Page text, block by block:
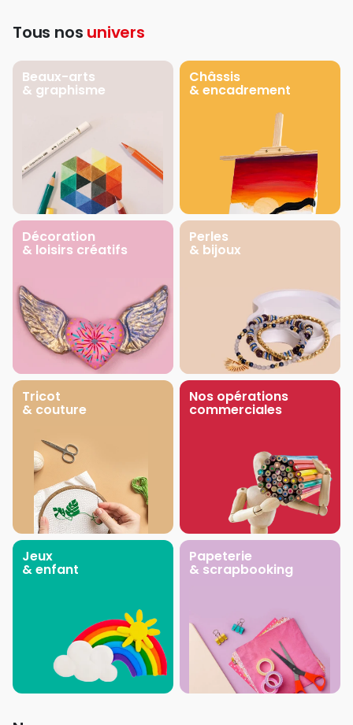
Tous nos univers
Beaux-arts
& graphisme
Châssis
& encadrement
Décoration
& loisirs créatifs
Perles
& bijoux
Tricot
& couture
Nos opérations
commerciales
Jeux
& enfant
Papeterie
& scrapbooking